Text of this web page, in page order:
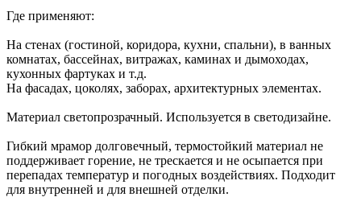
Где применяют:
На стенах (гостиной, коридора, кухни, спальни), в ванных
комнатах, бассейнах, витражах, каминах и дымоходах,
кухонных фартуках и т.д.
На фасадах, цоколях, заборах, архитектурных элементах.
Материал светопрозрачный. Используется в светодизайне.
Гибкий мрамор долговечный, термостойкий материал не
поддерживает горение, не трескается и не осыпается при
перепадах температур и погодных воздействиях. Подходит
для внутренней и для внешней отделки.